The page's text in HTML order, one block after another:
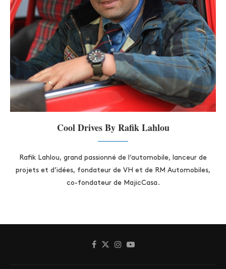
Cool Drives By Rafik Lahlou
Rafik Lahlou, grand passionné de l’automobile, lanceur de
projets et d’idées, fondateur de VH et de RM Automobiles,
co-fondateur de MajicCasa.